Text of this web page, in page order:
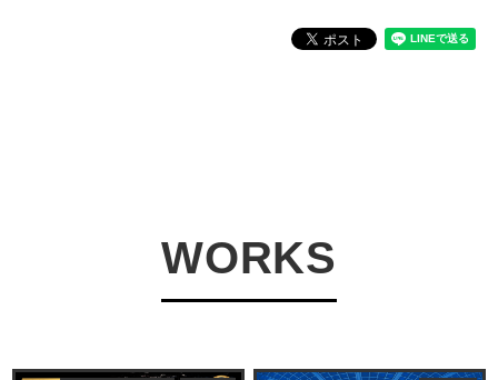
WORKS